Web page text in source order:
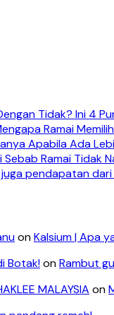
Tidak? Ini 4
Ramai
Apabila Ada
Ramai Tidak
pendapatan
onKalsium | Apa
Botak!onRambut
MALAYSIA on